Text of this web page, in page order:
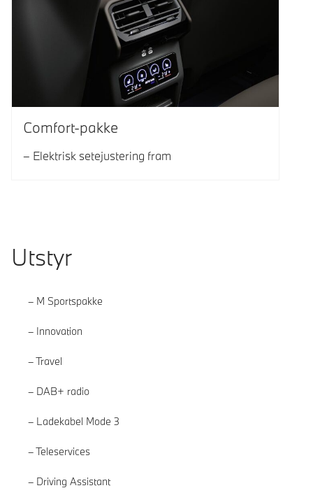
Comfort-pakke
Elektrisk setejustering fram
Utstyr
M Sportspakke
Innovation
Travel
DAB+ radio
Ladekabel Mode 3
Teleservices
Driving Assistant